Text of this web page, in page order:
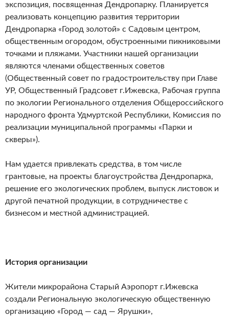
экспозиция, посвященная Дендропарку. Планируется
реализовать концепцию развития территории
Дендропарка «Город золотой» с Садовым центром,
общественным огородом, обустроенными пикниковыми
точками и пляжами. Участники нашей организации
являются членами общественных советов
(Общественный совет по градостроительству при Главе
УР, Общественный Градсовет г.Ижевска, Рабочая группа
по экологии Регионального отделения Общероссийского
народного фронта Удмуртской Республики, Комиссия по
реализации муниципальной программы «Парки и
скверы»).
Нам удается привлекать средства, в том числе
грантовые, на проекты благоустройства Дендропарка,
решение его экологических проблем, выпуск листовок и
другой печатной продукции, в сотрудничестве с
бизнесом и местной администрацией.
История организации
Жители микрорайона Старый Аэропорт г.Ижевска
создали Региональную экологическую общественную
организацию «Город — сад — Ярушки»,